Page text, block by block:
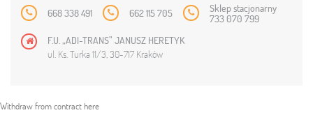
668 338 491 662 115 705 Sklep stacjonarny
733 070 799
F.U. „ADI-TRANS” JANUSZ HERETYK
ul. Ks. Turka 11/3, 30-717 Kraków
Withdraw from contract here